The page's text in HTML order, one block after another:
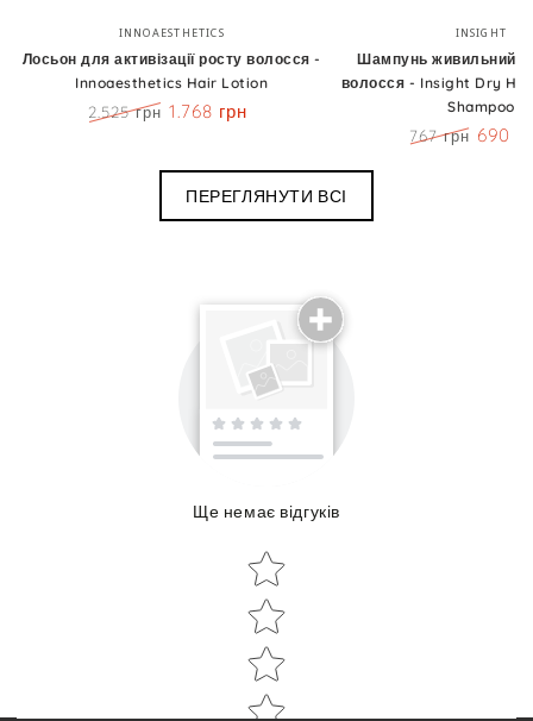
Бренд:
INNOAESTHETICS
Лосьон для активізації росту волосся -
Innoaesthetics Hair Lotion
2.525 грн 1.768 грн
INSIGHT
Шампунь живильний
волосся - Insight Dry
Shampoo
767 грн 690
ПЕРЕГЛЯНУТИ ВСІ
Поділиться досвідом використання
Star rating
Ще немає відгуків
Star rating